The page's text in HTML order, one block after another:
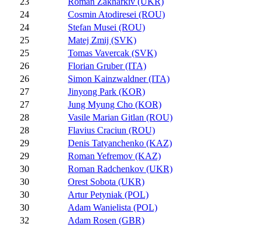
24
Cosmin Atodiresei (ROU)
24
Stefan Musei (ROU)
25
Matej Zmij (SVK)
25
Tomas Vavercak (SVK)
26
Florian Gruber (ITA)
26
Simon Kainzwaldner (ITA)
27
Jinyong Park (KOR)
27
Jung Myung Cho (KOR)
28
Vasile Marian Gitlan (ROU)
28
Flavius Craciun (ROU)
29
Denis Tatyanchenko (KAZ)
29
Roman Yefremov (KAZ)
30
Roman Radchenkov (UKR)
30
Orest Sobota (UKR)
30
Artur Petyniak (POL)
30
Adam Wanielista (POL)
32
Adam Rosen (GBR)